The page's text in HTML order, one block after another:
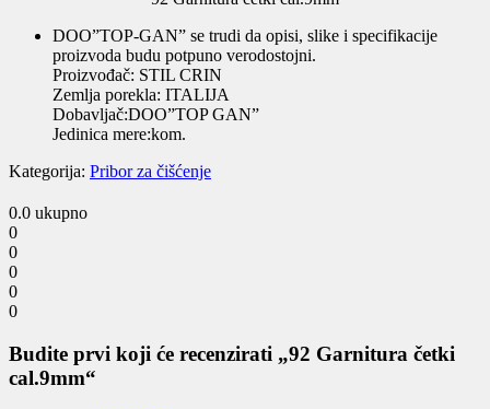
DOO”TOP-GAN” se trudi da opisi, slike i specifikacije
proizvoda budu potpuno verodostojni.
Proizvođač: STIL CRIN
Zemlja porekla: ITALIJA
Dobavljač:DOO”TOP GAN”
Jedinica mere:kom.
Kategorija: Pribor za čišćenje
0.0 ukupno
0
0
0
0
0
Budite prvi koji će recenzirati „92 Garnitura četki
cal.9mm“